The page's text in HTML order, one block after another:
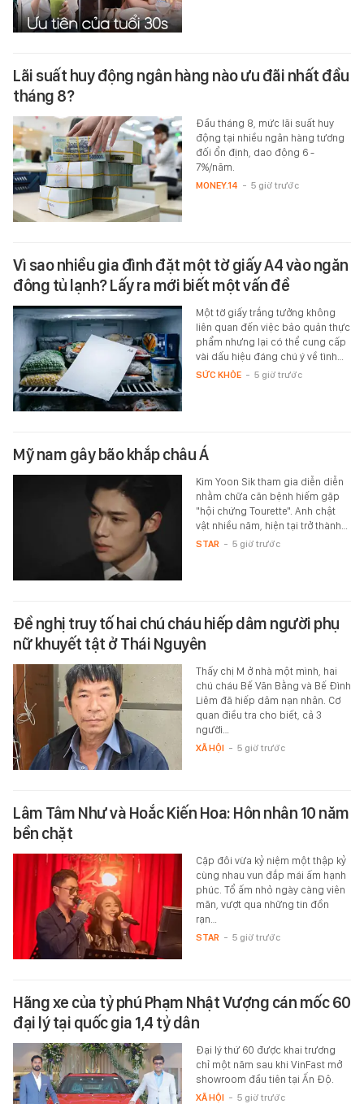
Lãi suất huy động ngân hàng nào ưu đãi nhất đầu
tháng 8?
Đầu tháng 8, mức lãi suất huy
động tại nhiều ngân hàng tương
đối ổn định, dao động 6 -
7%/năm.
MONEY.14 - 5 giờ trước
Vì sao nhiều gia đình đặt một tờ giấy A4 vào ngăn
đông tủ lạnh? Lấy ra mới biết một vấn đề
Một tờ giấy trắng tưởng không
liên quan đến việc bảo quản thực
phẩm nhưng lại có thể cung cấp
vài dấu hiệu đáng chú ý về tình…
SỨC KHỎE - 5 giờ trước
Mỹ nam gây bão khắp châu Á
Kim Yoon Sik tham gia diễn diễn
nhằm chữa căn bệnh hiếm gặp
"hội chứng Tourette". Anh chật
vật nhiều năm, hiện tại trở thành…
STAR - 5 giờ trước
Đề nghị truy tố hai chú cháu hiếp dâm người phụ
nữ khuyết tật ở Thái Nguyên
Thấy chị M ở nhà một mình, hai
chú cháu Bế Văn Bằng và Bế Đình
Liêm đã hiếp dâm nạn nhân. Cơ
quan điều tra cho biết, cả 3
người…
XÃ HỘI - 5 giờ trước
Lâm Tâm Như và Hoắc Kiến Hoa: Hôn nhân 10 năm
bền chặt
Cặp đôi vừa kỷ niệm một thập kỷ
cùng nhau vun đắp mái ấm hạnh
phúc. Tổ ấm nhỏ ngày càng viên
mãn, vượt qua những tin đồn
rạn…
STAR - 5 giờ trước
Hãng xe của tỷ phú Phạm Nhật Vượng cán mốc 60
đại lý tại quốc gia 1,4 tỷ dân
Đại lý thứ 60 được khai trương
chỉ một năm sau khi VinFast mở
showroom đầu tiên tại Ấn Độ.
XÃ HỘI - 5 giờ trước